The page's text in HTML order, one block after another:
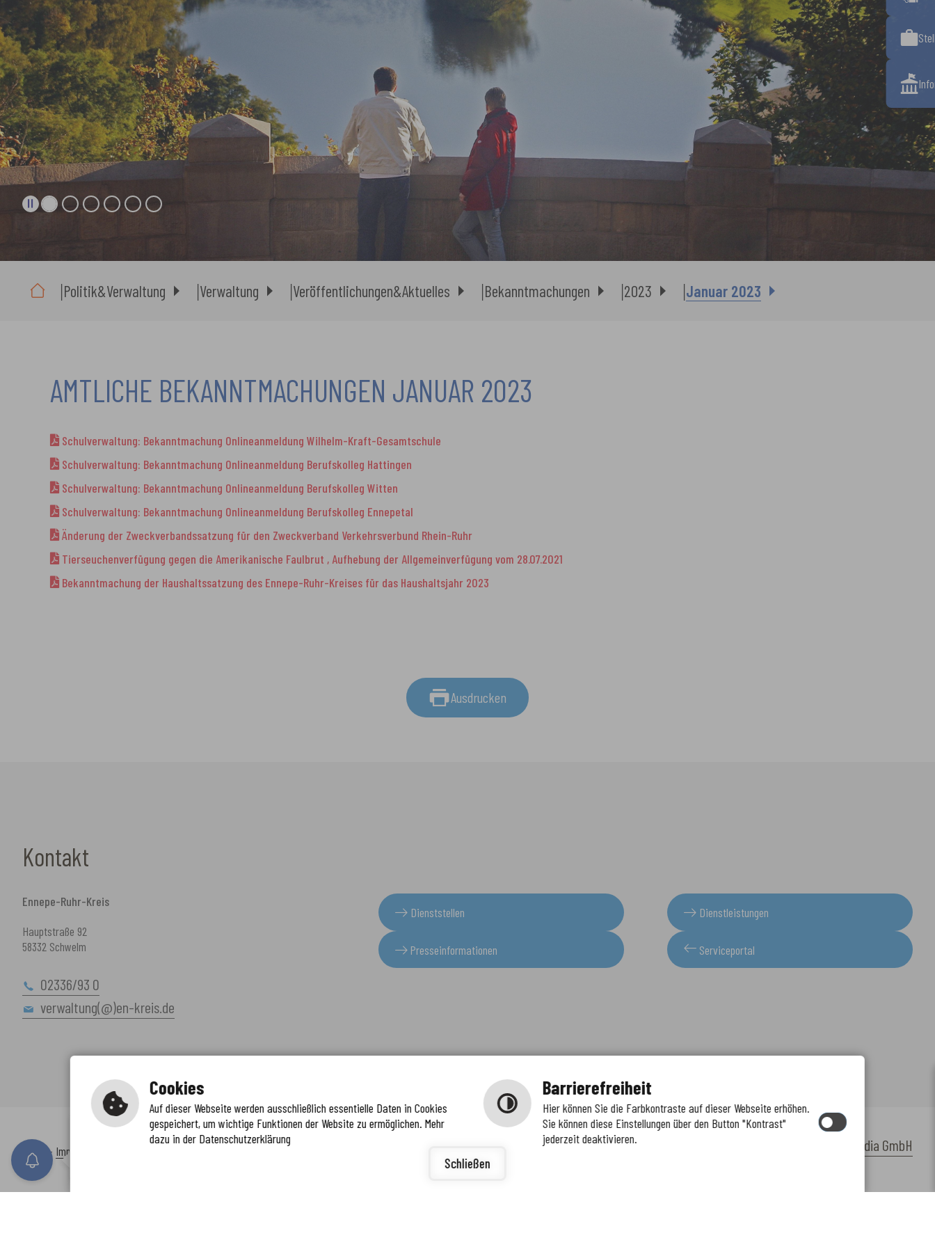
Politik&Verwaltung Verwaltung Veröffentlichungen&Aktuelles Bekanntmachungen 2023 Januar 2023
AMTLICHE BEKANNTMACHUNGEN JANUAR 2023
Schulverwaltung: Bekanntmachung Onlineanmeldung Wilhelm-Kraft-Gesamtschule
Schulverwaltung: Bekanntmachung Onlineanmeldung Berufskolleg Hattingen
Schulverwaltung: Bekanntmachung Onlineanmeldung Berufskolleg Witten
Schulverwaltung: Bekanntmachung Onlineanmeldung Berufskolleg Ennepetal
Änderung der Zweckverbandssatzung für den Zweckverband Verkehrsverbund Rhein-Ruhr
Tierseuchenverfügung gegen die Amerikanische Faulbrut , Aufhebung der Allgemeinverfügung vom 28.07.2021
Bekanntmachung der Haushaltssatzung des Ennepe-Ruhr-Kreises für das Haushaltsjahr 2023
Ausdrucken
Kontakt
Ennepe-Ruhr-Kreis
Hauptstraße 92
58332 Schwelm
02336/93 0
verwaltung(@)en-kreis.de
Dienststellen Dienstleistungen
Presseinformationen Serviceportal
Inhalt - Impressum - cm citymedia GmbH
Immer auf dem neuesten Stand
www.enkreis.de möchte Ihnen Benachrichtigunge
Cookies
Auf dieser Webseite werden ausschließlich essentielle Daten in Cookies
gespeichert, um wichtige Funktionen der Website zu ermöglichen. Mehr
dazu in der Datenschutzerklärung
Barrierefreiheit
Hier können Sie die Farbkontraste auf dieser Webseite erhöhen.
Sie können diese Einstellungen über den Button "Kontrast"
jederzeit deaktivieren.
Schließen